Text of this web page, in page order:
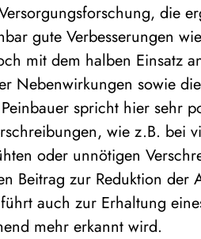
die
gute Verbesserungen
mit dem halben Einsatz
Nebenwirkungen sowie
spricht hier sehr
wie z.B. bei
oder unnötigen
Beitrag zur Reduktion der
auch zur Erhaltung
mehr erkannt wird.